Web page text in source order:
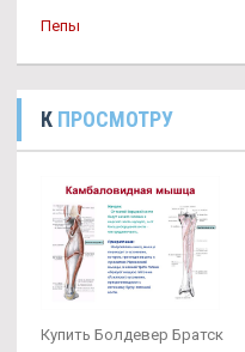
Пепы
К ПРОСМОТРУ
Купить Болдевер Братск